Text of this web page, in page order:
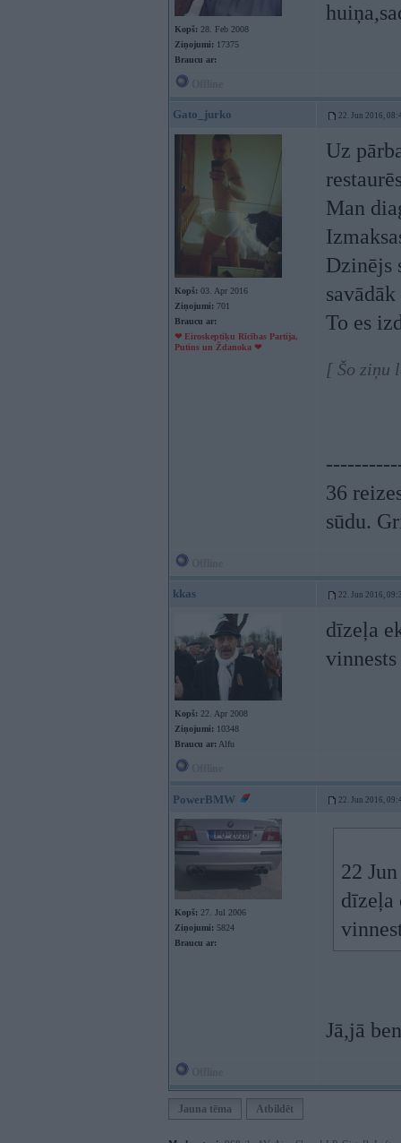
Kopš: 28. Feb 2008
Ziņojumi: 17375
Braucu ar:
Gato_jurko 22. Jun 2016,
Kopš: 03. Apr 2016
Ziņojumi: 701
Braucu ar:
❤ Eiroskeptiķu Rīcības Partija,
Putins un Ždanoka ❤
Uz
Man
Dzinējs
savādāk
To es
[ Šo ziņu
36
sūdu.
kkas 22. Jun 2016,
Kopš: 22. Apr 2008
Ziņojumi: 10348
Braucu ar: Alfu
dīzeļa
PowerBMW 22. Jun 2016,
Kopš: 27. Jul 2006
Ziņojumi: 5824
Braucu ar:
22
Jā,jā
Jauna tēma Atbildēt